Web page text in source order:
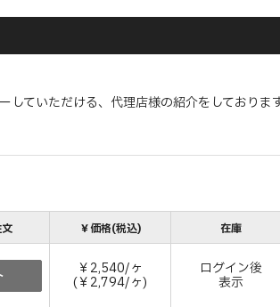
ていただける、代理店様の紹介をしておりま
￥価格(税込) 在庫
￥2,540/ヶ
(￥2,794/ヶ)
ログイン後
表示